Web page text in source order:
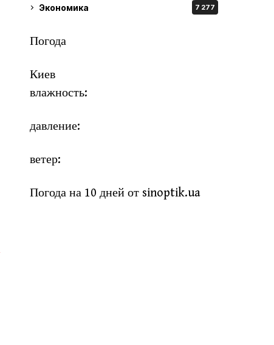
Экономика 7 277
Погода
Киев
влажность:
давление:
ветер:
Погода на 10 дней от sinoptik.ua